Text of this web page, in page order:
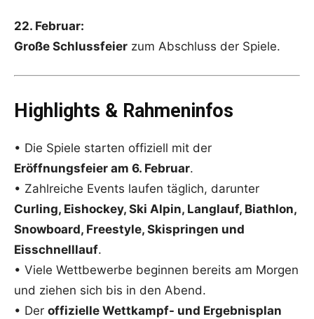
22. Februar:
Große Schlussfeier zum Abschluss der Spiele.
Highlights & Rahmeninfos
• Die Spiele starten offiziell mit der
Eröffnungsfeier am 6. Februar.
• Zahlreiche Events laufen täglich, darunter
Curling, Eishockey, Ski Alpin, Langlauf, Biathlon,
Snowboard, Freestyle, Skispringen und
Eisschnelllauf.
• Viele Wettbewerbe beginnen bereits am Morgen
und ziehen sich bis in den Abend.
• Der offizielle Wettkampf- und Ergebnisplan